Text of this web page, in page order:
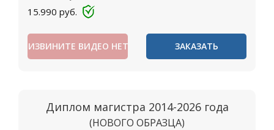
15.990 руб.
ИЗВИНИТЕ ВИДЕО НЕТ ЗАКАЗАТЬ
Диплом магистра 2014-2026 года
(НОВОГО ОБРАЗЦА)